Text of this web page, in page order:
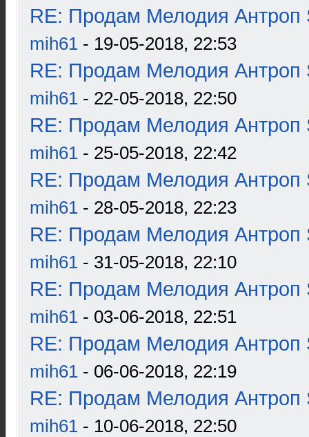
RE: Продам Мелодия Антроп
mih61 - 19-05-2018, 22:53
RE: Продам Мелодия Антроп
mih61 - 22-05-2018, 22:50
RE: Продам Мелодия Антроп
mih61 - 25-05-2018, 22:42
RE: Продам Мелодия Антроп
mih61 - 28-05-2018, 22:23
RE: Продам Мелодия Антроп
mih61 - 31-05-2018, 22:10
RE: Продам Мелодия Антроп
mih61 - 03-06-2018, 22:51
RE: Продам Мелодия Антроп
mih61 - 06-06-2018, 22:19
RE: Продам Мелодия Антроп
mih61 - 10-06-2018, 22:50